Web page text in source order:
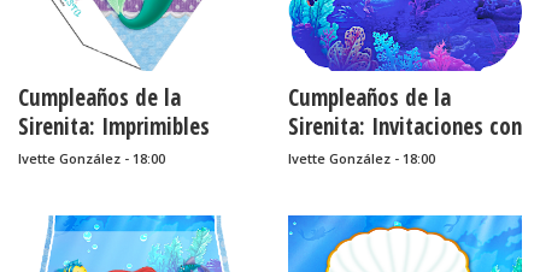
Cumpleaños de la
Sirenita: Imprimibles
Gratis para Fiestas.
Ivette González - 18:00
Cumpleaños de la
Sirenita: Invitaciones con
Forma de Concha para
Ivette González - 18:00